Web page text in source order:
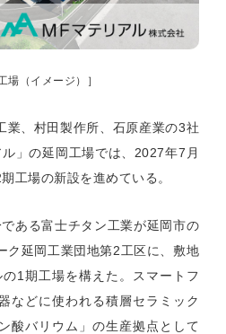
場（イメージ）］
業、村田製作所、石原産業の3社
」の延岡工場では、 2027年7 月
期工場の新設を進めている。
ある富士チタン工業が延岡市の
ク延岡工業団地第2工区に、敷地
の1 期工場を構えた。スマートフ
などに使われる積層セラミック
酸バリウム」の生産拠点として